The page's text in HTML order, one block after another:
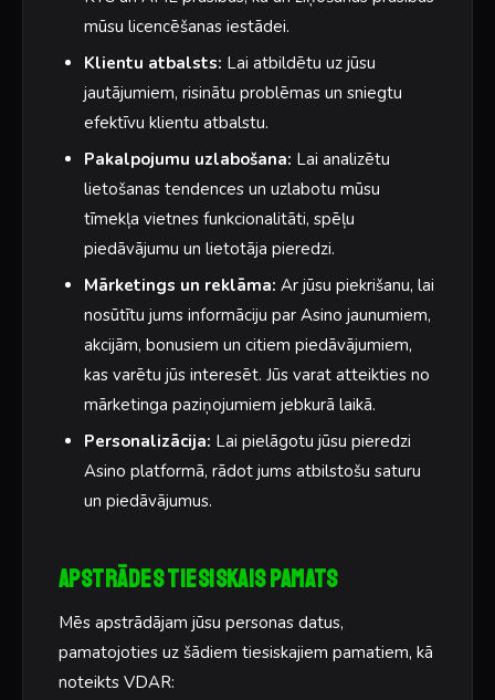
mūsu licencēšanas iestādei.
Klientu atbalsts: Lai atbildētu uz jūsu
jautājumiem, risinātu problēmas un sniegtu
efektīvu klientu atbalstu.
Pakalpojumu uzlabošana: Lai analizētu
lietošanas tendences un uzlabotu mūsu
tīmekļa vietnes funkcionalitāti, spēļu
piedāvājumu un lietotāja pieredzi.
Mārketings un reklāma: Ar jūsu piekrišanu, lai
nosūtītu jums informāciju par Asino jaunumiem,
akcijām, bonusiem un citiem piedāvājumiem,
kas varētu jūs interesēt. Jūs varat atteikties no
mārketinga paziņojumiem jebkurā laikā.
Personalizācija: Lai pielāgotu jūsu pieredzi
Asino platformā, rādot jums atbilstošu saturu
un piedāvājumus.
Apstrādes tiesiskais pamats
Mēs apstrādājam jūsu personas datus,
pamatojoties uz šādiem tiesiskajiem pamatiem, kā
noteikts VDAR: